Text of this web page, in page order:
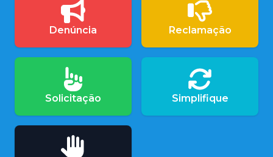
Denúncia Reclamação
Solicitação Simplifique